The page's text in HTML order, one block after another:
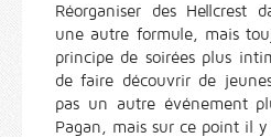
Réorganiser des Hellcrest
une autre formule, mais
principe de soirées plus
de faire découvrir de
pas un autre événement
Pagan, mais sur ce point il